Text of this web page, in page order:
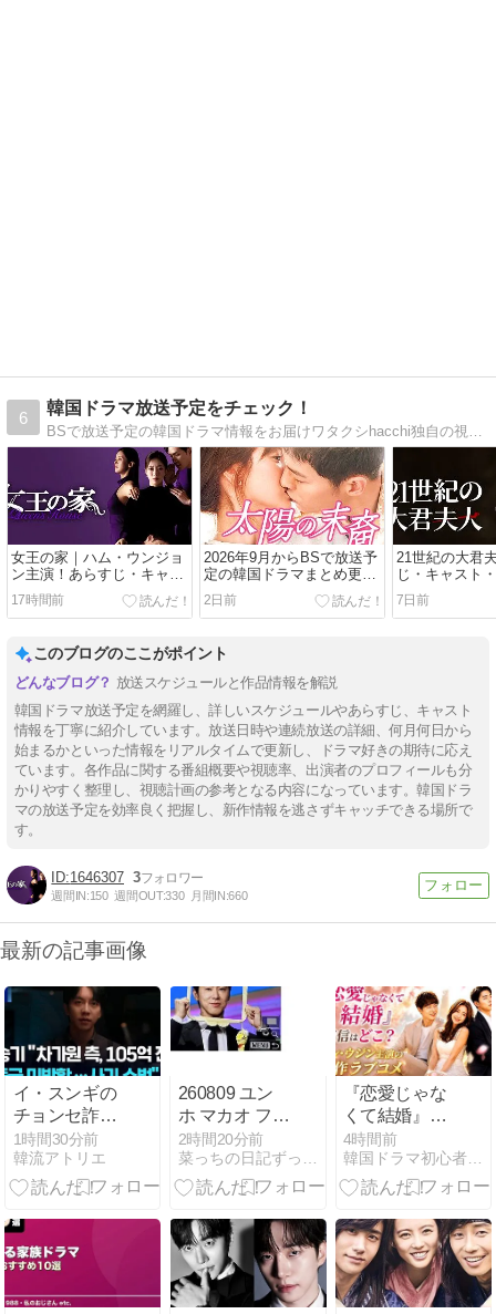
6
韓国ドラマ放送予定をチェック！
女王の家｜ハム・ウンジョ
ン主演！あらすじ・キャス
ト・視聴率
17時間前
2026年9月からBSで放送予
定の韓国ドラマまとめ更新
情報
2日前
21世紀の大君
じ・キャスト
観た感想
7日前
このブログのここがポイント
放送スケジュールと作品情報を解説
韓国ドラマ放送予定を網羅し、詳しいスケジュールやあらすじ、キャスト
情報を丁寧に紹介しています。放送日時や連続放送の詳細、何月何日から
始まるかといった情報をリアルタイムで更新し、ドラマ好きの期待に応え
ています。各作品に関する番組概要や視聴率、出演者のプロフィールも分
かりやすく整理し、視聴計画の参考となる内容になっています。韓国ドラ
マの放送予定を効率良く把握し、新作情報を逃さずキャッチできる場所で
す。
1646307 3
週間IN:150 週間OUT:330 月間IN:660
最新の記事画像
イ・スンギの
チョンセ詐欺
とは何があっ
た？チャ・ガ
ウォンとの関
1時間30分前
韓流アトリエ
260809 ユン
ホ マカオ ファ
ンミーティン
グ
2時間20分前
『恋愛じゃな
くて結婚』配
信はどこ？ヨ
ン・ウジン主
演の傑作ラブ
4時間前
韓国ドラマ初心者向けファンタジー＆情報館